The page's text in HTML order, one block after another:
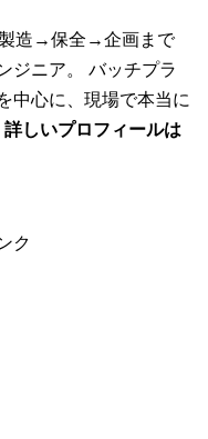
造→保全→企画まで
ジニア。 バッチプラ
中心に、現場で本当に
しいプロフィールは
ク